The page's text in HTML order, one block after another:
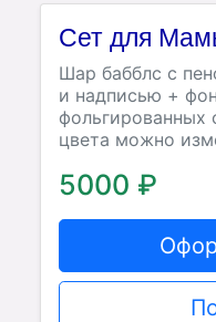
Сет для
Шар бабблс с
и надписью +
фольгированных
цвета можно
5000 ₽